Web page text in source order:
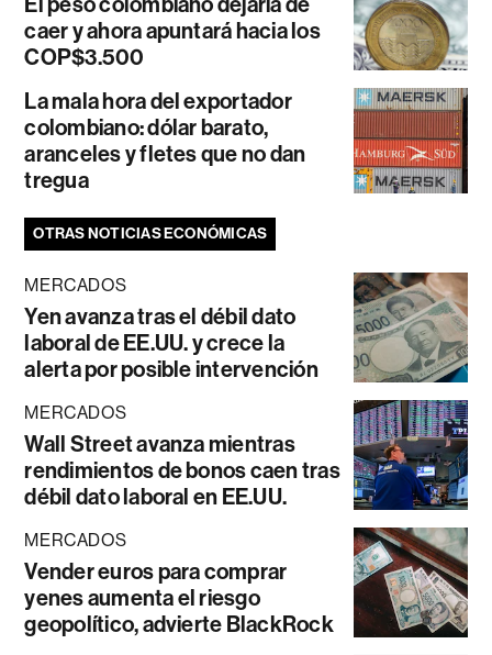
caer y ahora apuntará hacia los
COP$3.500
La mala hora del exportador
colombiano: dólar barato,
aranceles y fletes que no dan
tregua
OTRAS NOTICIAS ECONÓMICAS
MERCADOS
Yen avanza tras el débil dato
laboral de EE.UU. y crece la
alerta por posible intervención
MERCADOS
Wall Street avanza mientras
rendimientos de bonos caen tras
débil dato laboral en EE.UU.
MERCADOS
Vender euros para comprar
yenes aumenta el riesgo
geopolítico, advierte BlackRock